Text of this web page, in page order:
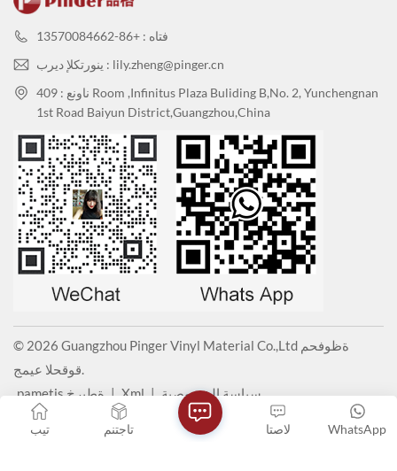
فتاه : +86-13570084662
ينورتكلإ ديرب : lily.zheng@pinger.cn
ناونع : 409 Room ,Infinitus Plaza Buliding B,No. 2, Yunchengnan
1st Road Baiyun District,Guangzhou,China
© 2026 Guangzhou Pinger Vinyl Material Co.,Ltd ةظوفحم
قوقحلا عيمج.
pametis ةطيرخ | Xml | سياسة الخصوصية
IPv6 ةموعدم ةكبش
تيب تاجتنم WhatsApp لاصتا